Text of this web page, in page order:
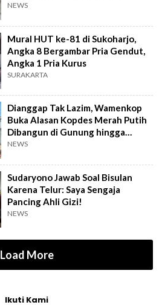
NEWS
Mural HUT ke-81 di Sukoharjo,
Angka 8 Bergambar Pria Gendut,
Angka 1 Pria Kurus
SURAKARTA
Dianggap Tak Lazim, Wamenkop
Buka Alasan Kopdes Merah Putih
Dibangun di Gunung hingga
Dekat TPA
NEWS
Sudaryono Jawab Soal Bisulan
Karena Telur: Saya Sengaja
Pancing Ahli Gizi!
NEWS
Load More
Ikuti Kami